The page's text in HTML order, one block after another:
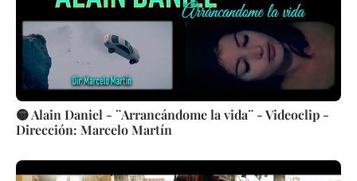
🟡 Alain Daniel - ¨Arrancándome la vida¨ - Videoclip -
Dirección: Marcelo Martín